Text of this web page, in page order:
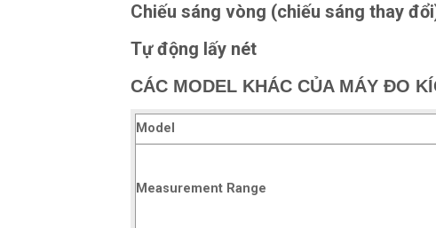
Chiếu sáng vòng (chiếu sáng thay
Tự động lấy nét
CÁC MODEL KHÁC CỦA MÁY ĐO
Model
Measurement Range